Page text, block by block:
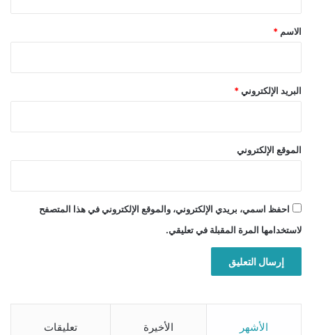
*
الاسم *
البريد الإلكتروني *
الموقع الإلكتروني
احفظ اسمي، بريدي الإلكتروني، والموقع الإلكتروني في هذا المتصفح
لاستخدامها المرة المقبلة في تعليقي.
الأشهر الأخيرة تعليقات